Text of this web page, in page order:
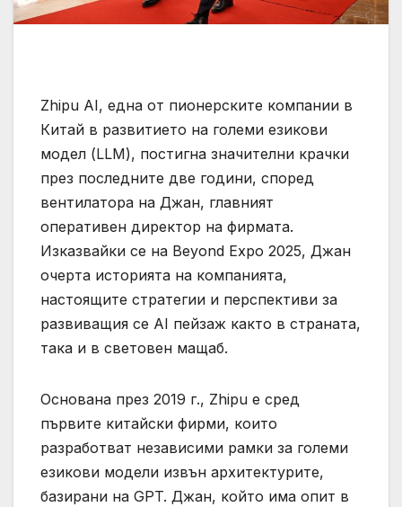
Zhipu AI, една от пионерските компании в
Китай в развитието на големи езикови
модел (LLM), постигна значителни крачки
през последните две години, според
вентилатора на Джан, главният
оперативен директор на фирмата.
Изказвайки се на Beyond Expo 2025, Джан
очерта историята на компанията,
настоящите стратегии и перспективи за
развиващия се AI пейзаж както в страната,
така и в световен мащаб.
Основана през 2019 г., Zhipu е сред
първите китайски фирми, които
разработват независими рамки за големи
езикови модели извън архитектурите,
базирани на GPT. Джан, който има опит в